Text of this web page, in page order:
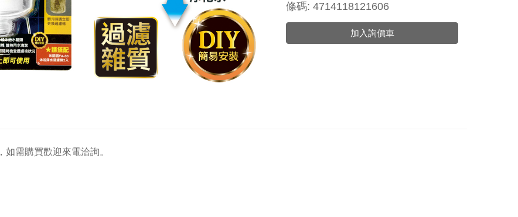
條碼: 4714118121606
加入詢價車
，如需購買歡迎來電洽詢。